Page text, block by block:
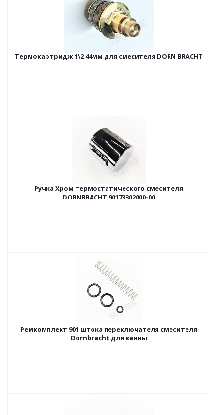
Термокартридж 1\2 44мм для смесителя DORN BRACHT
Ручка Хром термостатического смесителя
DORNBRACHT 90173302000-00
Ремкомплект 901 штока переключателя смесителя
Dornbracht для ванны